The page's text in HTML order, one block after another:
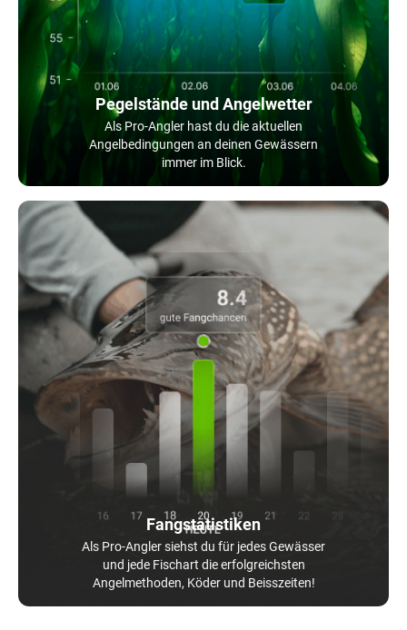
Pegelstände und Angelwetter
Als Pro-Angler hast du die aktuellen
Angelbedingungen an deinen Gewässern
immer im Blick.
Fangstatistiken
Als Pro-Angler siehst du für jedes Gewässer
und jede Fischart die erfolgreichsten
Angelmethoden, Köder und Beisszeiten!